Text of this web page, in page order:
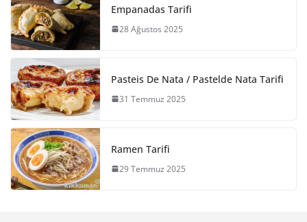
Empanadas Tarifi
28 Ağustos 2025
Pasteis De Nata / Pastelde Nata Tarifi
31 Temmuz 2025
Ramen Tarifi
29 Temmuz 2025